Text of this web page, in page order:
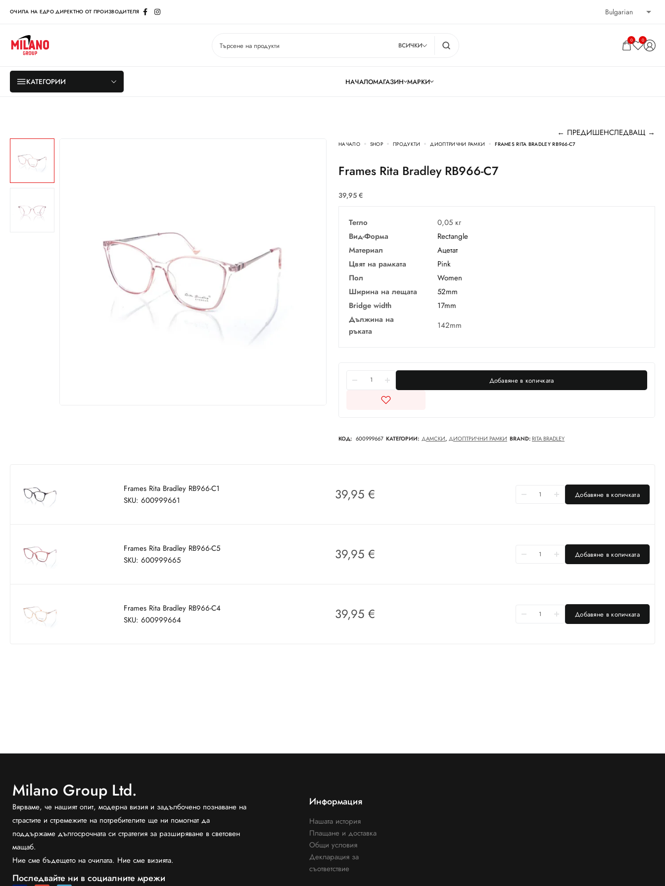
ОЧИЛА НА ЕДРО ДИРЕКТНО ОТ ПРОИЗВОДИТЕЛЯ
ВСИЧКИ
0 0
КАТЕГОРИИ НАЧАЛОМАГАЗИН МАРКИ
← ПРЕДИШЕНСЛЕДВАЩ →
НАЧАЛО SHOP ПРОДУКТИ ДИОПТРИЧНИ РАМКИ FRAMES RITA BRADLEY RB966-C7
Frames Rita Bradley RB966-C7
39,95 €
Тегло
0,05 кг
Вид-Форма
Rectangle
Материал
Ацетат
Цвят на рамката
Pink
Пол
Women
Ширина на лещата
52mm
Bridge width
17mm
Дължина на
ръката
142mm
Добавяне в количката
КОД: 600999667 КАТЕГОРИИ: ДАМСКИ, ДИОПТРИЧНИ РАМКИ BRAND: RITA BRADLEY
Frames Rita Bradley RB966-C1
SKU: 600999661
39,95 € Добавяне в количката
Frames Rita Bradley RB966-C5
SKU: 600999665
39,95 € Добавяне в количката
Frames Rita Bradley RB966-C4
SKU: 600999664
39,95 € Добавяне в количката
Milano Group Ltd.
Вярваме, че нашият опит, модерна визия и задълбочено познаване на
страстите и стремежите на потребителите ще ни помогнат да
поддържаме дългосрочната си стратегия за разширяване в световен
мащаб.
Ние сме бъдещето на очилата. Ние сме визията.
Последвайте ни в социалните мрежи
Информация
Нашата история
Плащане и доставка
Общи условия
Декларация за
съответствие